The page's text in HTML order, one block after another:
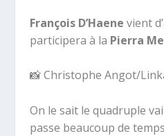
François D’Haene vient
participera à la Pierra
📸 Christophe Angot/
On le sait le quadruple
passe beaucoup de